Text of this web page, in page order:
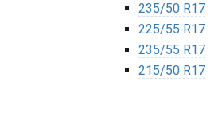
235/50 R17
225/55 R17
235/55 R17
215/50 R17